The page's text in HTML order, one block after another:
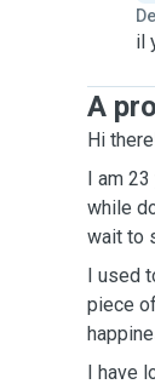
il
A
Hi
I am
while
wait to
I used
piece
I have